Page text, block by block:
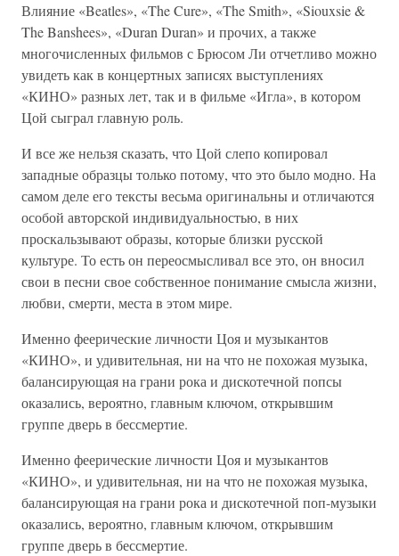
Влияние «Beatles», «The Cure», «The Smith», «Siouxsie &
The Banshees», «Duran Duran» и прочих, а также
многочисленных фильмов с Брюсом Ли отчетливо можно
увидеть как в концертных записях выступлениях
«КИНО» разных лет, так и в фильме «Игла», в котором
Цой сыграл главную роль.
И все же нельзя сказать, что Цой слепо копировал
западные образцы только потому, что это было модно. На
самом деле его тексты весьма оригинальны и отличаются
особой авторской индивидуальностью, в них
проскальзывают образы, которые близки русской
культуре. То есть он переосмысливал все это, он вносил
свои в песни свое собственное понимание смысла жизни,
любви, смерти, места в этом мире.
Именно феерические личности Цоя и музыкантов
«КИНО», и удивительная, ни на что не похожая музыка,
балансирующая на грани рока и дискотечной попсы
оказались, вероятно, главным ключом, открывшим
группе дверь в бессмертие.
Именно феерические личности Цоя и музыкантов
«КИНО», и удивительная, ни на что не похожая музыка,
балансирующая на грани рока и дискотечной поп-музыки
оказались, вероятно, главным ключом, открывшим
группе дверь в бессмертие.